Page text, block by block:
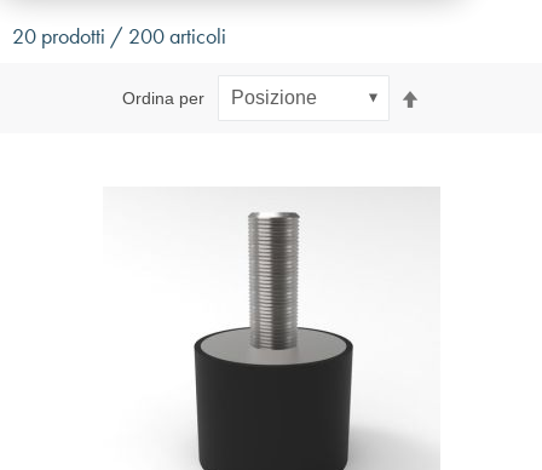
20 prodotti / 200 articoli
Ordina per